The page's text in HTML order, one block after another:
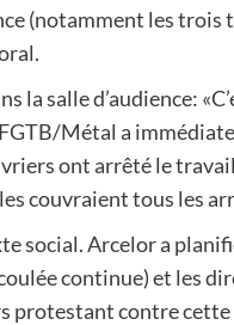
(notamment les trois
la salle d’audience:
Métal a
ont arrêté le
couvraient tous les
social. Arcelor a
continue) et les
protestant contre